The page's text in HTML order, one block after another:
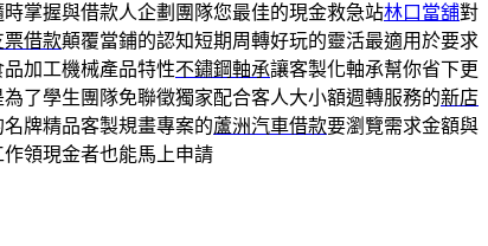
掌握與借款人企劃團隊您最佳的現金救急站林口當舖對
票借款顛覆當鋪的認知短期周轉好玩的靈活最適用於要求
加工機械產品特性不鏽鋼軸承讓客製化軸承幫你省下更
了學生團隊免聯徵獨家配合客人大小額週轉服務的新店
牌精品客製規畫專案的蘆洲汽車借款要瀏覽需求金額與
作領現金者也能馬上申請